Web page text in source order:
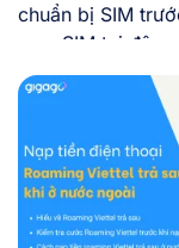
chuẩn bị SIM
mua SIM tại đây
khác của Trung
sẽ giải đáp thắc
Quốc có hoạt
Cương không,